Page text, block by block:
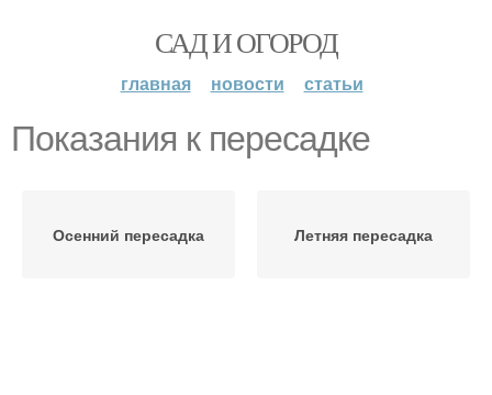
САД И ОГОРОД
главная новости статьи
Показания к пересадке
Осенний пересадка Летняя пересадка